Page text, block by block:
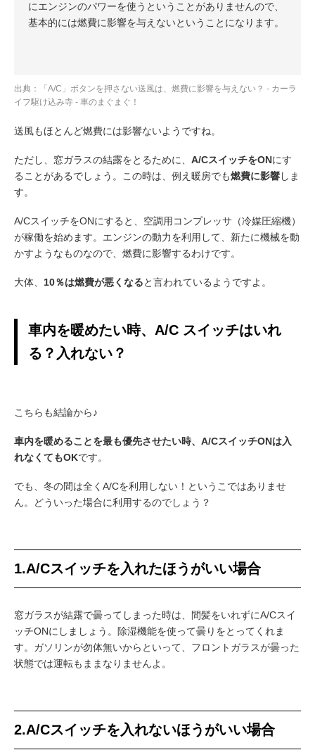
にエンジンのパワーを使うということがありませんので、
基本的には燃費に影響を与えないということになります。
出典：
「A/C」ボタンを押さない送風は、燃費に影響を与えない？ - カーラ
イフ駆け込み寺 - 車のまぐまぐ！
送風もほとんど燃費には影響ないようですね。
ただし、窓ガラスの結露をとるために、 A/CスイッチをONにす
ることがあるでしょう。この時は、例え暖房でも燃費に影響しま
す。
A/CスイッチをONにすると、空調用コンプレッサ（冷媒圧縮機）
が稼働を始めます。エンジンの動力を利用して、新たに機械を動
かすようなものなので、燃費に影響するわけです。
大体、 10％は燃費が悪くなると言われているようですよ。
車内を暖めたい時、A/C スイッチはいれ
る？入れない？
こちらも結論から♪
車内を暖めることを最も優先させたい時、A/CスイッチONは入
れなくてもOKです。
でも、冬の間は全くA/Cを利用しない！というこではありませ
ん。どういった場合に利用するのでしょう？
1.A/Cスイッチを入れたほうがいい場合
窓ガラスが結露で曇ってしまった時は、間髪をいれずにA/Cスイ
ッチONにしましょう。除湿機能を使って曇りをとってくれま
す。ガソリンが勿体無いからといって、フロントガラスが曇った
状態では運転もままなりませんよ。
2.A/Cスイッチを入れないほうがいい場合